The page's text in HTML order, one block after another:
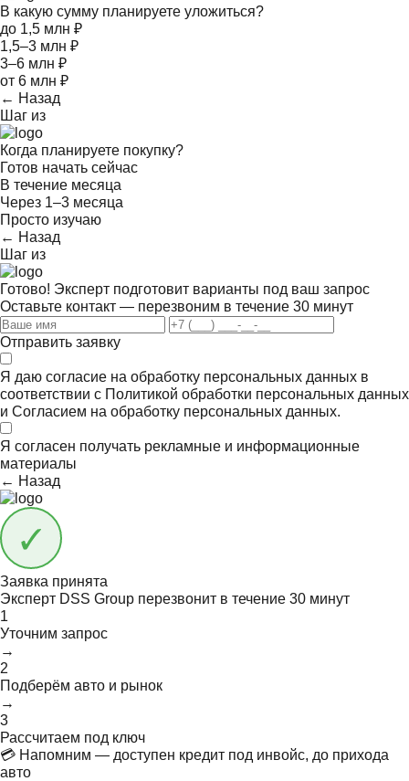
В какую сумму планируете уложиться?
до 1,5 млн ₽
1,5–3 млн ₽
3–6 млн ₽
от 6 млн ₽
← Назад
Шаг из
Когда планируете покупку?
Готов начать сейчас
В течение месяца
Через 1–3 месяца
Просто изучаю
← Назад
Шаг из
Готово! Эксперт подготовит варианты под ваш запрос
Оставьте контакт — перезвоним в течение 30 минут
Отправить заявку
Я даю согласие на обработку персональных данных в
соответствии с Политикой обработки персональных данных
и Согласием на обработку персональных данных.
Я согласен получать рекламные и информационные
материалы
← Назад
Заявка принята
Эксперт DSS Group перезвонит в течение 30 минут
1
Уточним запрос
→
2
Подберём авто и рынок
→
3
Рассчитаем под ключ
💳 Напомним — доступен кредит под инвойс, до прихода
авто